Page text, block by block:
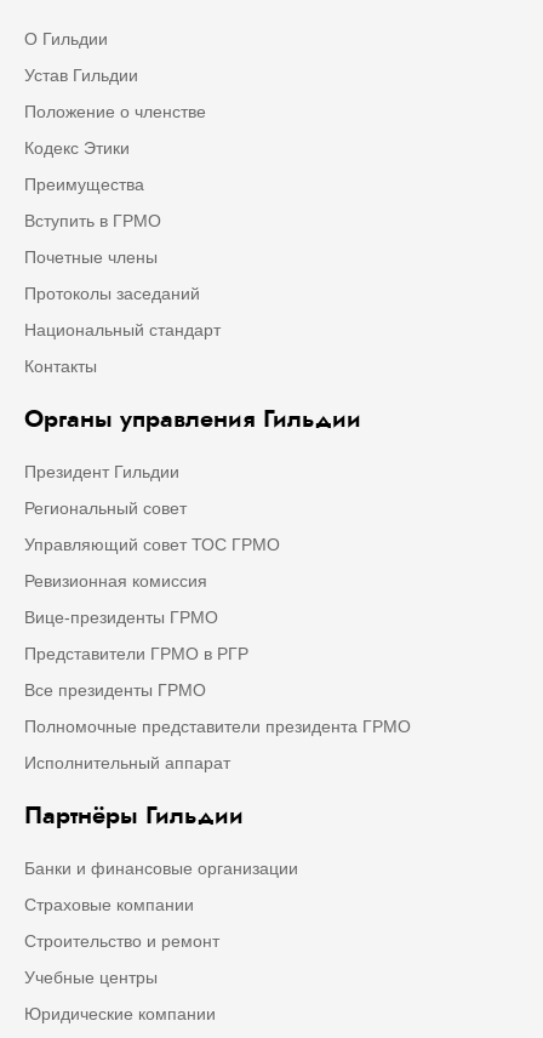
О Гильдии
Устав Гильдии
Положение о членстве
Кодекс Этики
Преимущества
Вступить в ГРМО
Почетные члены
Протоколы заседаний
Национальный стандарт
Контакты
Органы управления Гильдии
Президент Гильдии
Региональный совет
Управляющий совет ТОС ГРМО
Ревизионная комиссия
Вице-президенты ГРМО
Представители ГРМО в РГР
Все президенты ГРМО
Полномочные представители президента ГРМО
Исполнительный аппарат
Партнёры Гильдии
Банки и финансовые организации
Страховые компании
Строительство и ремонт
Учебные центры
Юридические компании